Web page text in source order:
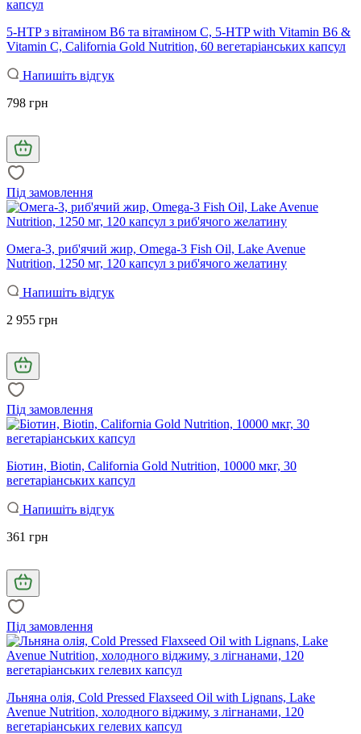
5-HTP з вітаміном B6 та вітаміном C, 5-HTP with Vitamin B6 &
Vitamin C, California Gold Nutrition, 60 вегетаріанських капсул
Напишіть відгук
798 грн
Під замовлення
Омега-3, риб'ячий жир, Omega-3 Fish Oil, Lake Avenue
Nutrition, 1250 мг, 120 капсул з риб'ячого желатину
Напишіть відгук
2 955 грн
Під замовлення
Біотин, Biotin, California Gold Nutrition, 10000 мкг, 30
вегетаріанських капсул
Напишіть відгук
361 грн
Під замовлення
Льняна олія, Cold Pressed Flaxseed Oil with Lignans, Lake
Avenue Nutrition, холодного віджиму, з лігнанами, 120
вегетаріанських гелевих капсул